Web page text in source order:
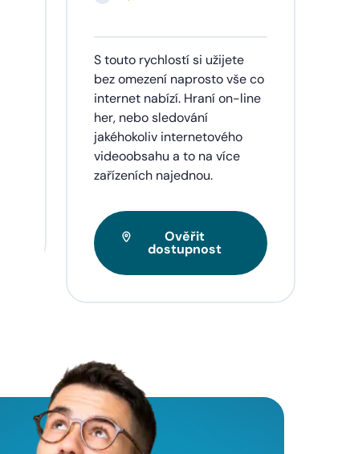
S touto rychlostí si užijete
bez omezení naprosto vše co
internet nabízí. Hraní on-line
her, nebo sledování
jakéhokoliv internetového
videoobsahu a to na více
zařízeních najednou.
Ověřit
dostupnost